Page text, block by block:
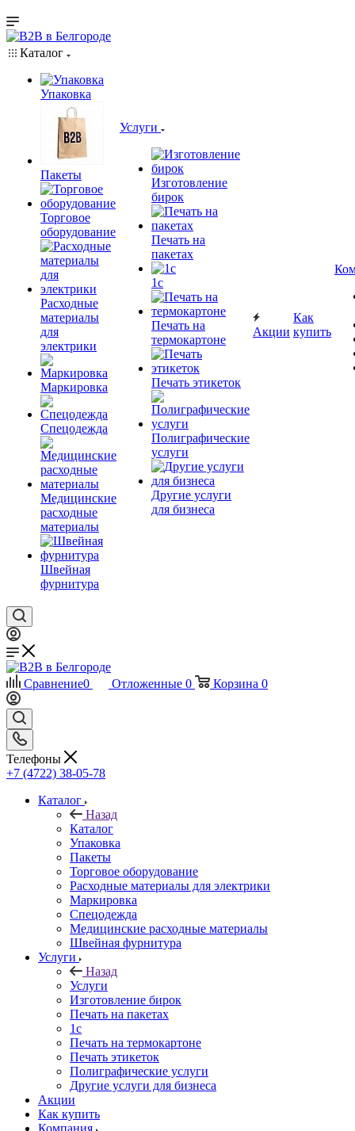
Каталог
Упаковка
Пакеты
Торговое
оборудование
Расходные
материалы
для
электрики
Маркировка
Спецодежда
Медицинские
расходные
материалы
Швейная
фурнитура
Услуги
Изготовление
бирок
Печать на
пакетах
1c
Печать на
термокартоне
Печать этикеток
Полиграфические
услуги
Другие услуги
для бизнеса
Акции
Как
купить
Сравнение0 Отложенные 0 Корзина 0
Телефоны
+7 (4722) 38-05-78
Каталог
Назад
Каталог
Упаковка
Пакеты
Торговое оборудование
Расходные материалы для электрики
Маркировка
Спецодежда
Медицинские расходные материалы
Швейная фурнитура
Услуги
Назад
Услуги
Изготовление бирок
Печать на пакетах
1c
Печать на термокартоне
Печать этикеток
Полиграфические услуги
Другие услуги для бизнеса
Акции
Как купить
Компания